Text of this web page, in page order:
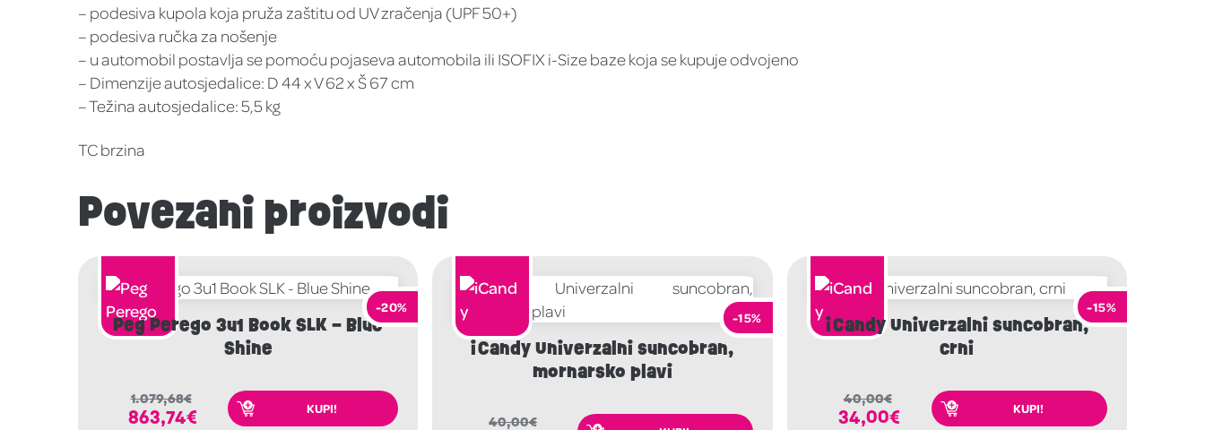
– podesiva kupola koja pruža zaštitu od UV zračenja (UPF 50+)
– podesiva ručka za nošenje
– u automobil postavlja se pomoću pojaseva automobila ili ISOFIX i-Size baze koja se kupuje odvojeno
– Dimenzije autosjedalice: D 44 x V 62 x Š 67 cm
– Težina autosjedalice: 5,5 kg
TC brzina
Povezani proizvodi
-20%
Peg Perego 3u1 Book SLK – Blue
Shine
1.079,68€
863,74€ KUPI!
-15%
iCandy Univerzalni suncobran,
mornarsko plavi
40,00€
-15%
iCandy Univerzalni suncobran,
crni
40,00€
34,00€ KUPI!